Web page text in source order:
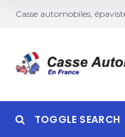
Casse automobiles,
TOGGLE SEARCH